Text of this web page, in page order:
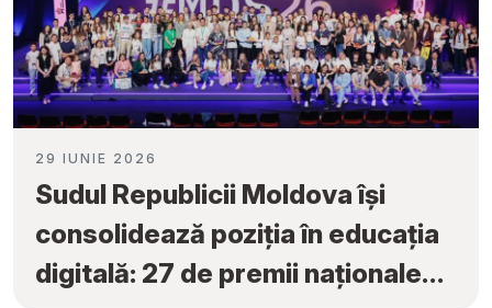
29 IUNIE 2026
Sudul Republicii Moldova își
consolidează poziția în educația
digitală: 27 de premii naționale